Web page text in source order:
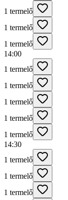
1 termelő
1 termelő
1 termelő
14:00
1 termelő
1 termelő
1 termelő
1 termelő
1 termelő
14:30
1 termelő
1 termelő
1 termelő